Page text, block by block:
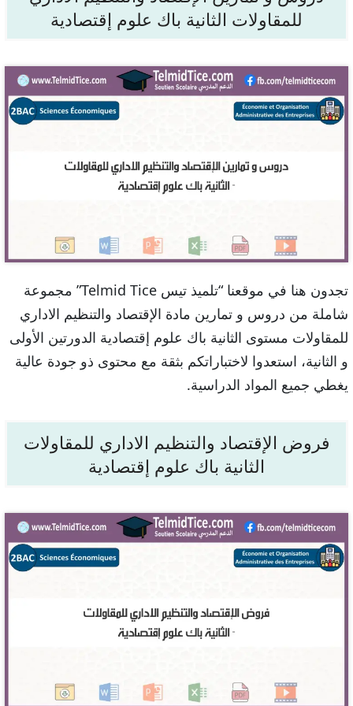
للمقاولات الثانية باك علوم إقتصادية
تجدون هنا في موقعنا “تلميذ تيس Telmid Tice” مجموعة
شاملة من دروس و تمارين مادة الإقتصاد والتنظيم الاداري
للمقاولات مستوى الثانية باك علوم إقتصادية الدورتين الأولى
و الثانية، استعدوا لاختباراتكم بثقة مع محتوى ذو جودة عالية
يغطي جميع المواد الدراسية.
فروض الإقتصاد والتنظيم الاداري للمقاولات
الثانية باك علوم إقتصادية